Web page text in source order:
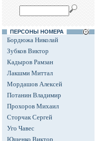
ПЕРСОНЫ НОМЕРА
Бордюжа Николай
Зубков Виктор
Кадыров Рамзан
Лакшми Миттал
Мордашов Алексей
Потанин Владимир
Прохоров Михаил
Сторчак Сергей
Уго Чавес
Ющенко Виктор